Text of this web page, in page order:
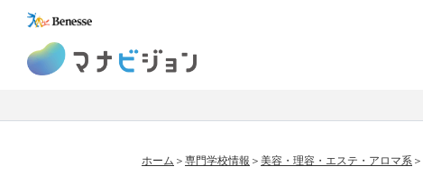
ホーム 専門学校情報 美容・理容・エステ・アロマ系